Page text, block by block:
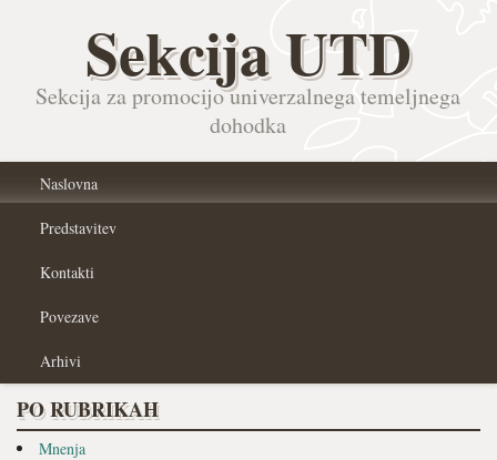
Sekcija UTD
Sekcija za promocijo univerzalnega temeljnega
dohodka
Naslovna
Predstavitev
Kontakti
Povezave
Arhivi
PO RUBRIKAH
Mnenja